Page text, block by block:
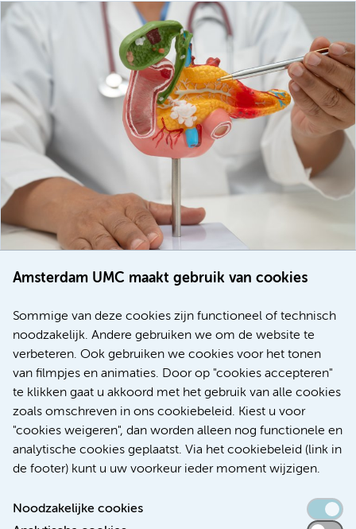
Amsterdam UMC maakt gebruik van cookies
Sommige van deze cookies zijn functioneel of technisch
noodzakelijk. Andere gebruiken we om de website te
verbeteren. Ook gebruiken we cookies voor het tonen
van filmpjes en animaties. Door op "cookies accepteren"
te klikken gaat u akkoord met het gebruik van alle cookies
zoals omschreven in ons cookiebeleid. Kiest u voor
"cookies weigeren", dan worden alleen nog functionele en
analytische cookies geplaatst. Via het cookiebeleid (link in
de footer) kunt u uw voorkeur ieder moment wijzigen.
Noodzakelijke cookies
voor patiënten met alvleesklierkanker verbeteren
Meer